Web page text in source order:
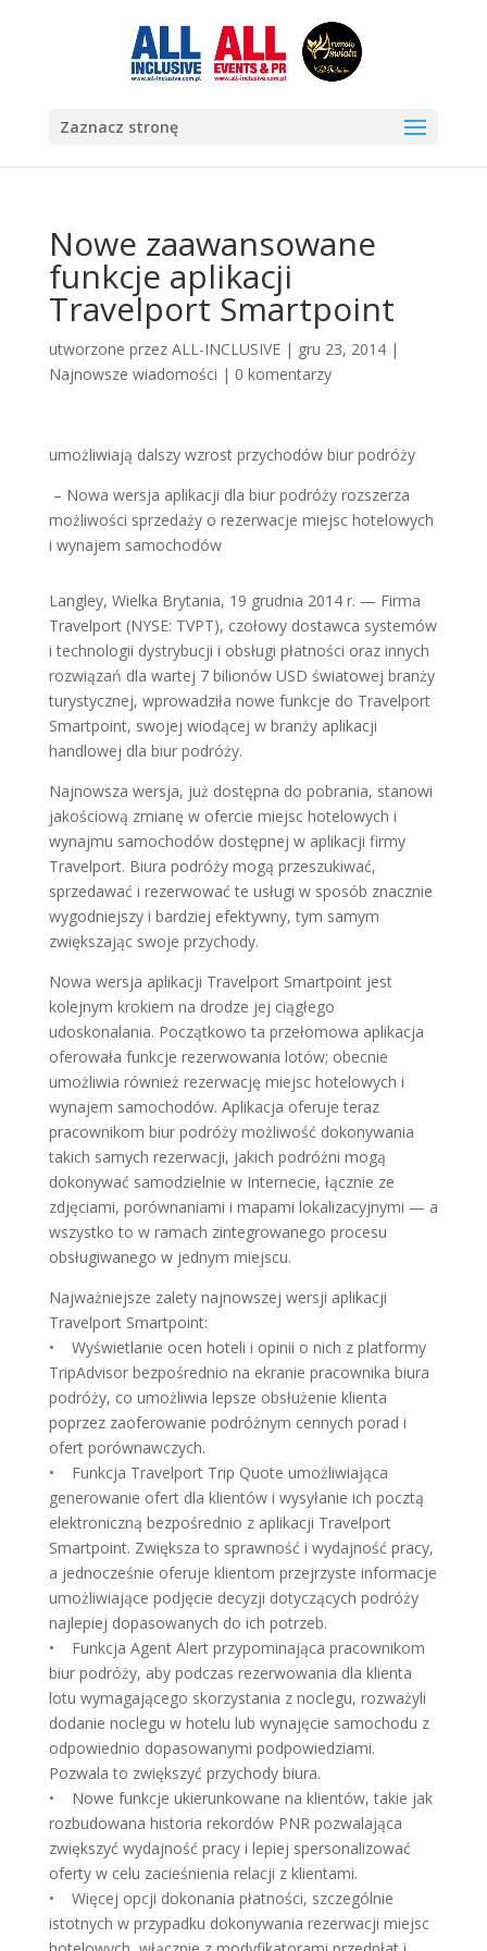
Zaznacz stronę
Nowe zaawansowane
funkcje aplikacji
Travelport Smartpoint
utworzone przez ALL-INCLUSIVE| gru 23, 2014|
Najnowsze wiadomości | 0 komentarzy
umożliwiają dalszy wzrost przychodów biur podróży
– Nowa wersja aplikacji dla biur podróży rozszerza
możliwości sprzedaży o rezerwacje miejsc hotelowych
i wynajem samochodów
Langley, Wielka Brytania, 19 grudnia 2014 r. — Firma
Travelport (NYSE: TVPT), czołowy dostawca systemów
i technologii dystrybucji i obsługi płatności oraz innych
rozwiązań dla wartej 7 bilionów USD światowej branży
turystycznej, wprowadziła nowe funkcje do Travelport
Smartpoint, swojej wiodącej w branży aplikacji
handlowej dla biur podróży.
Najnowsza wersja, już dostępna do pobrania, stanowi
jakościową zmianę w ofercie miejsc hotelowych i
wynajmu samochodów dostępnej w aplikacji firmy
Travelport. Biura podróży mogą przeszukiwać,
sprzedawać i rezerwować te usługi w sposób znacznie
wygodniejszy i bardziej efektywny, tym samym
zwiększając swoje przychody.
Nowa wersja aplikacji Travelport Smartpoint jest
kolejnym krokiem na drodze jej ciągłego
udoskonalania. Początkowo ta przełomowa aplikacja
oferowała funkcje rezerwowania lotów; obecnie
umożliwia również rezerwację miejsc hotelowych i
wynajem samochodów. Aplikacja oferuje teraz
pracownikom biur podróży możliwość dokonywania
takich samych rezerwacji, jakich podróżni mogą
dokonywać samodzielnie w Internecie, łącznie ze
zdjęciami, porównaniami i mapami lokalizacyjnymi — a
wszystko to w ramach zintegrowanego procesu
obsługiwanego w jednym miejscu.
Najważniejsze zalety najnowszej wersji aplikacji
Travelport Smartpoint:
• Wyświetlanie ocen hoteli i opinii o nich z platformy
TripAdvisor bezpośrednio na ekranie pracownika biura
podróży, co umożliwia lepsze obsłużenie klienta
poprzez zaoferowanie podróżnym cennych porad i
ofert porównawczych.
• Funkcja Travelport Trip Quote umożliwiająca
generowanie ofert dla klientów i wysyłanie ich pocztą
elektroniczną bezpośrednio z aplikacji Travelport
Smartpoint. Zwiększa to sprawność i wydajność pracy,
a jednocześnie oferuje klientom przejrzyste informacje
umożliwiające podjęcie decyzji dotyczących podróży
najlepiej dopasowanych do ich potrzeb.
• Funkcja Agent Alert przypominająca pracownikom
biur podróży, aby podczas rezerwowania dla klienta
lotu wymagającego skorzystania z noclegu, rozważyli
dodanie noclegu w hotelu lub wynajęcie samochodu z
odpowiednio dopasowanymi podpowiedziami.
Pozwala to zwiększyć przychody biura.
• Nowe funkcje ukierunkowane na klientów, takie jak
rozbudowana historia rekordów PNR pozwalająca
zwiększyć wydajność pracy i lepiej spersonalizować
oferty w celu zacieśnienia relacji z klientami.
• Więcej opcji dokonania płatności, szczególnie
istotnych w przypadku dokonywania rezerwacji miejsc